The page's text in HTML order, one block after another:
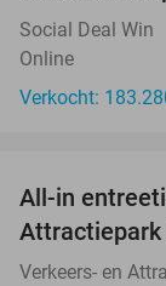
Social Deal Win
Online
Verkocht:
All-in
Attractiepark
Verkeers- en